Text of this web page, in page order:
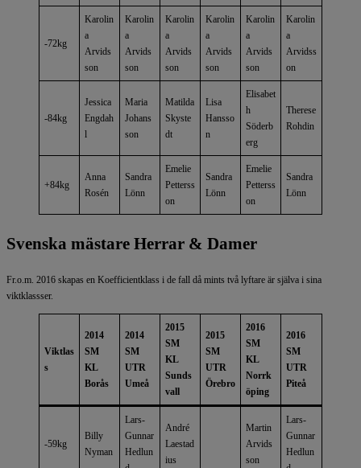
-72kg
Karolin
a
Arvids
son
Karolin
a
Arvids
son
Karolin
a
Arvids
son
Karolin
a
Arvids
son
Karolin
a
Arvids
son
Karolin
a
Arvidss
on
-84kg
Jessica
Engdah
l
Maria
Johans
son
Matilda
Skyste
dt
Lisa
Hansso
n
Elisabet
h
Söderb
erg
Therese
Rohdin
+84kg
Anna
Rosén
Sandra
Lönn
Emelie
Petterss
on
Sandra
Lönn
Emelie
Petterss
on
Sandra
Lönn
Svenska mästare Herrar & Damer
Fr.o.m. 2016 skapas en Koefficientklass i de fall då mints två lyftare är själva i sina
viktklassser.
Viktlas
s
2014
SM
KL
Borås
2014
SM
UTR
Umeå
2015
SM
KL
Sunds
vall
2015
SM
UTR
Örebro
2016
SM
KL
Norrk
öping
2016
SM
UTR
Piteå
-59kg
Billy
Nyman
Lars-
Gunnar
Hedlun
André
Laestad
ius
Martin
Arvids
son
Lars-
Gunnar
Hedlun